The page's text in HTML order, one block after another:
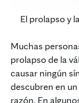
El prolapso y
Muchas
prolapso de la
causar ningún
descubren en
razón. En